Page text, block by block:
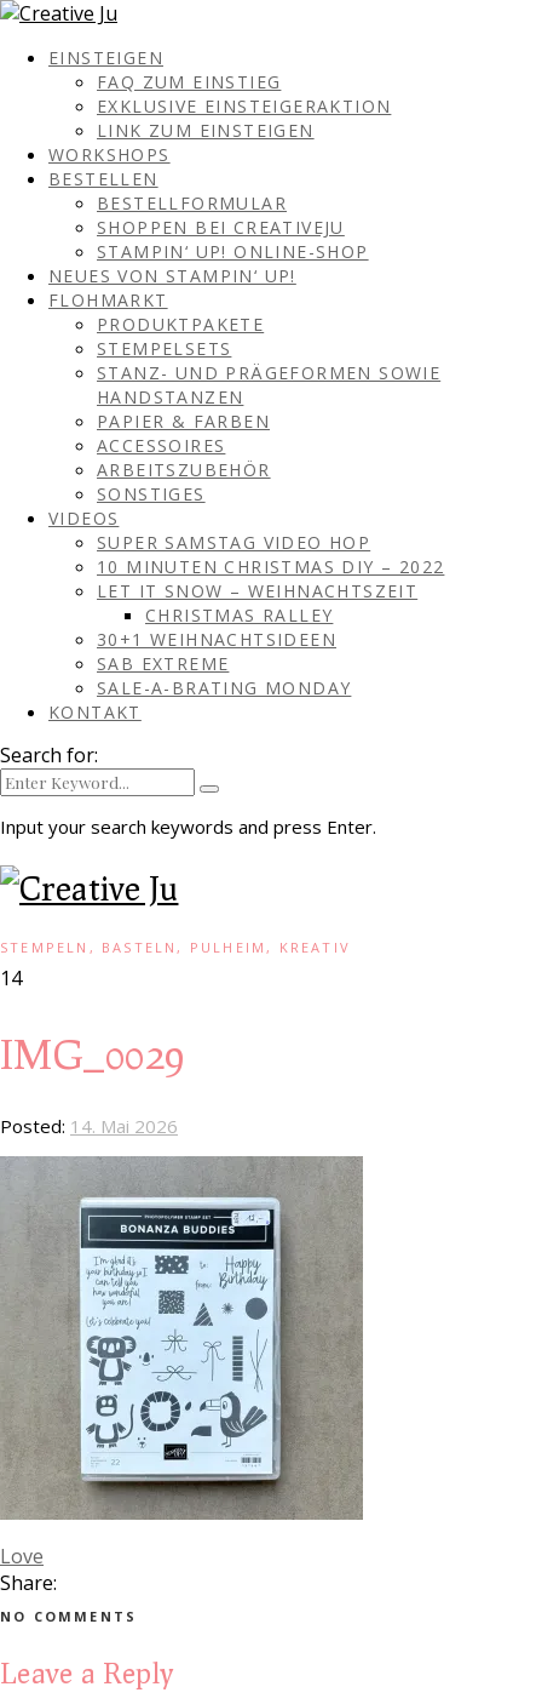
EINSTEIGEN
FAQ ZUM EINSTIEG
EXKLUSIVE EINSTEIGERAKTION
LINK ZUM EINSTEIGEN
WORKSHOPS
BESTELLEN
BESTELLFORMULAR
SHOPPEN BEI CREATIVEJU
STAMPIN‘ UP! ONLINE-SHOP
NEUES VON STAMPIN‘ UP!
FLOHMARKT
PRODUKTPAKETE
STEMPELSETS
STANZ- UND PRÄGEFORMEN SOWIE
HANDSTANZEN
PAPIER & FARBEN
ACCESSOIRES
ARBEITSZUBEHÖR
SONSTIGES
VIDEOS
SUPER SAMSTAG VIDEO HOP
10 MINUTEN CHRISTMAS DIY – 2022
LET IT SNOW – WEIHNACHTSZEIT
CHRISTMAS RALLEY
30+1 WEIHNACHTSIDEEN
SAB EXTREME
SALE-A-BRATING MONDAY
KONTAKT
Search for:
Input your search keywords and press Enter.
STEMPELN, BASTELN, PULHEIM, KREATIV
14
IMG_0029
Posted: 14. Mai 2026
Love
Share:
NO COMMENTS
Leave a Reply